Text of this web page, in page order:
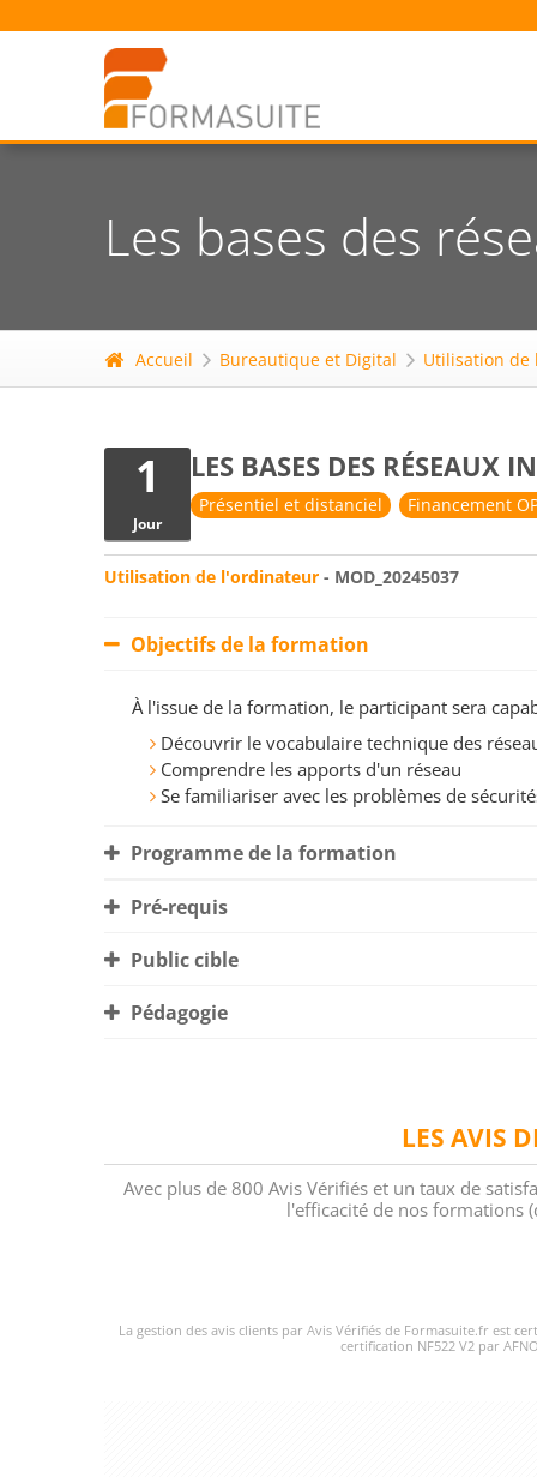
Les bases des
Accueil Bureautique et Digital Utilisation
1
Jour
LES BASES DES RÉSEAUX
Présentiel et distanciel Financement
Utilisation de l'ordinateur - MOD_20245037
Objectifs de la formation
À l'issue de la formation, le participant sera
Découvrir le vocabulaire technique des
Comprendre les apports d'un réseau
Se familiariser avec les problèmes de
Programme de la formation
Pré-requis
Public cible
Pédagogie
LES AVIS
Avec plus de 800 Avis Vérifiés et un taux de
l'efficacité de nos formations
La gestion des avis clients par Avis Vérifiés de Formasuite.fr est
certification NF522 V2 par